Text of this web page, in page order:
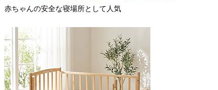
赤ちゃんの安全な寝場所として人気